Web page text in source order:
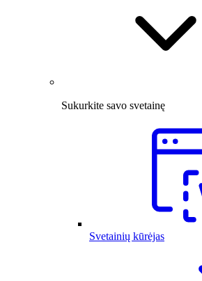
Sukurkite savo svetainę
Svetainių kūrėjas